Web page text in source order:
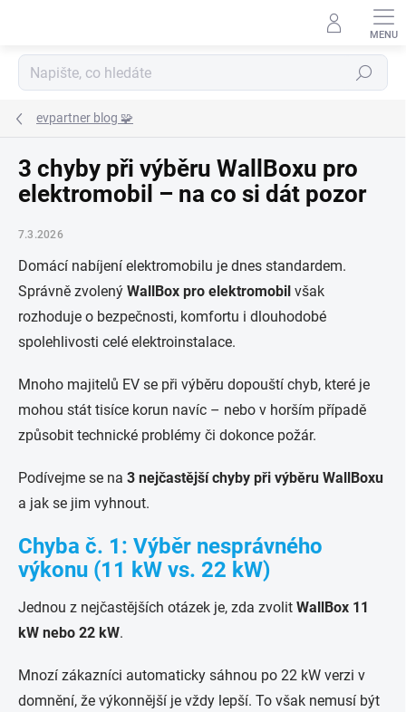
Hledat
evpartner blog 🧩
3 chyby při výběru WallBoxu pro
elektromobil – na co si dát pozor
7.3.2026
Domácí nabíjení elektromobilu je dnes standardem.
Správně zvolený WallBox pro elektromobil však
rozhoduje o bezpečnosti, komfortu i dlouhodobé
spolehlivosti celé elektroinstalace.
Mnoho majitelů EV se při výběru dopouští chyb, které je
mohou stát tisíce korun navíc – nebo v horším případě
způsobit technické problémy či dokonce požár.
Podívejme se na 3 nejčastější chyby při výběru WallBoxu
a jak se jim vyhnout.
Chyba č. 1: Výběr nesprávného
výkonu (11 kW vs. 22 kW)
Jednou z nejčastějších otázek je, zda zvolit WallBox 11
kW nebo 22 kW.
Mnozí zákazníci automaticky sáhnou po 22 kW verzi v
domnění, že výkonnější je vždy lepší. To však nemusí být